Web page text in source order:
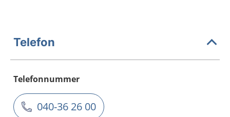
Telefon
Telefonnummer
040-36 26 00